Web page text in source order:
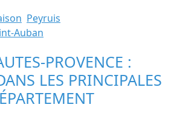
Peyruis
Auban
PROVENCE :
LES PRINCIPALES